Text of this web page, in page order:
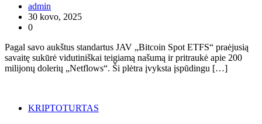
admin
30 kovo, 2025
0
Pagal savo aukštus standartus JAV „Bitcoin Spot ETFS“ praėjusią
savaitę sukūrė vidutiniškai teigiamą našumą ir pritraukė apie 200
milijonų dolerių „Netflows“. Ši plėtra įvyksta įspūdingu […]
KRIPTOTURTAS